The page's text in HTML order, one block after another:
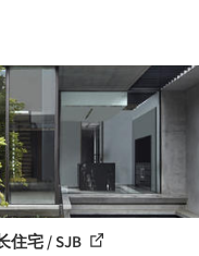
住宅 / SJB